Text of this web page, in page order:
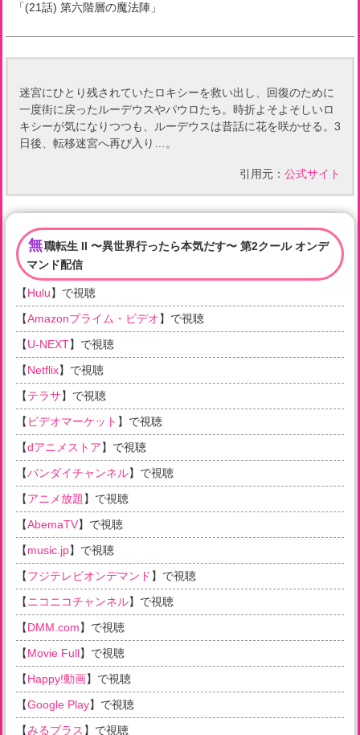
「(21話) 第六階層の魔法陣 」
迷宮にひとり残されていたロキシーを救い出し、回復のために
一度街に戻ったルーデウスやパウロたち。時折よそよそしいロ
キシーが気になりつつも、ルーデウスは昔話に花を咲かせる。3
日後、転移迷宮へ再び入り…。
引用元： 公式サイト
無職転生 II 〜異世界行ったら本気だす〜 第2クール オンデ
マンド配信
【Hulu】で視聴
【Amazonプライム・ビデオ】で視聴
【U-NEXT】で視聴
【Netflix】で視聴
【テラサ】で視聴
【 ビデオマーケット 】で視聴
【dアニメストア】で視聴
【バンダイチャンネル】で視聴
【アニメ放題】で視聴
【AbemaTV】で視聴
【music.jp】で視聴
【フジテレビオンデマンド 】で視聴
【ニコニコチャンネル】で視聴
【DMM.com】で視聴
【Movie Full】で視聴
【Happy!動画】で視聴
【Google Play】で視聴
【みるプラス 】で視聴